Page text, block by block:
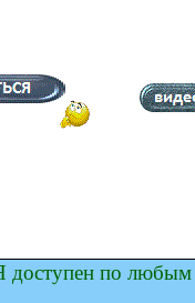
доступен по любым